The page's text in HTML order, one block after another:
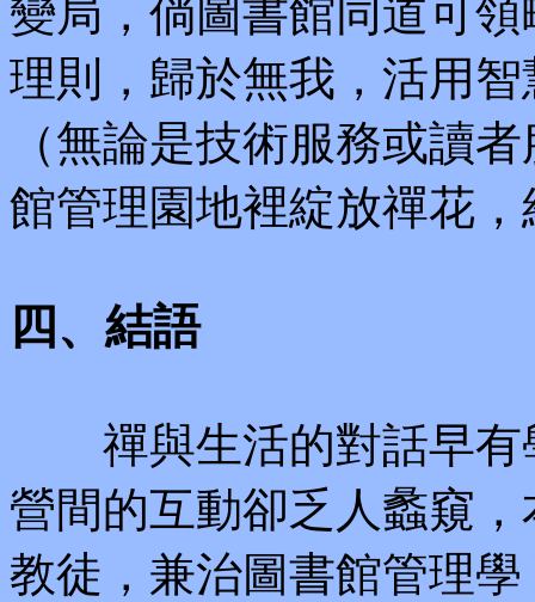
變局，倘圖書館同道可
理則，歸於無我，活用
（無論是技術服務或讀
館管理園地裡綻放禪花
四、結語
禪與生活的對話早有
營間的互動卻乏人蠡窺
教徒，兼治圖書館管理